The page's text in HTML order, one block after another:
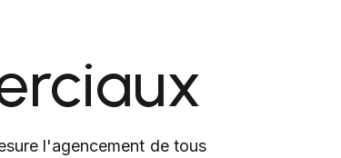
l'agencement de tous